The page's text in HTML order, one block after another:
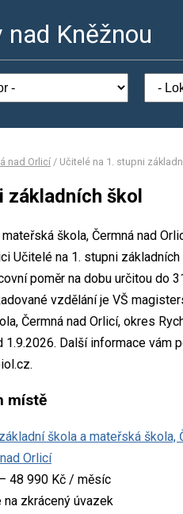
nad Kněžnou
nad Orlicí / Učitelé na 1. stupni
základních škol
škola, Čermná nad
Učitelé na 1. stupni
poměr na dobu určitou do
vzdělání je VŠ
Čermná nad Orlicí, okres
Další informace vám
místě
škola a mateřská škola,
Orlicí
48 990 Kč / měsíc
na zkrácený úvazek